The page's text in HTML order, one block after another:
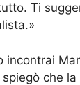
Ti
incontrai
che